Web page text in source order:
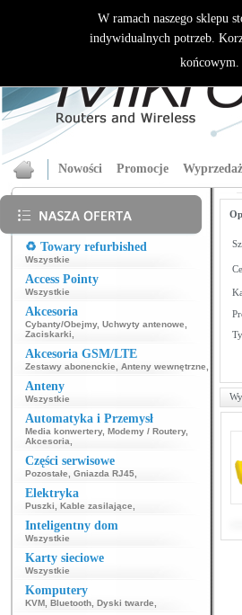
Nowości Promocje
♻️ Towary refurbished
Wszystkie
Access Pointy
Wszystkie
Akcesoria
Cybanty/Obejmy, Uchwyty antenowe
Zaciskarki
Akcesoria GSM/LTE
Zestawy abonenckie Anteny wewnętrzne
Anteny
Wszystkie
Automatyka i Przemysł
Media konwertery, Modemy / Routery,
Akcesoria
Części serwisowe
Pozostałe Gniazda RJ45,
Elektryka
Puszki Kable zasilające
Inteligentny dom
Wszystkie
Karty sieciowe
Wszystkie
Komputery
KVM, Bluetooth, Dyski twarde
W ramach naszego sklepu
indywidualnych potrzeb.
końcowym.